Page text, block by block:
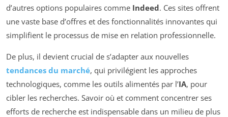
d’autres options populaires comme Indeed. Ces sites offrent
une vaste base d’offres et des fonctionnalités innovantes qui
simplifient le processus de mise en relation professionnelle.
De plus, il devient crucial de s’adapter aux nouvelles
tendances du marché, qui privilégient les approches
technologiques, comme les outils alimentés par l’IA, pour
cibler les recherches. Savoir où et comment concentrer ses
efforts de recherche est indispensable dans un milieu de plus